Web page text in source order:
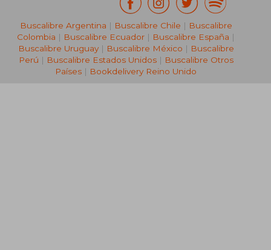
Buscalibre Argentina | Buscalibre Chile | Buscalibre
Colombia | Buscalibre Ecuador | Buscalibre España |
Buscalibre Uruguay| Buscalibre México | Buscalibre
Perú | Buscalibre Estados Unidos| Buscalibre Otros
Países | Bookdelivery Reino Unido